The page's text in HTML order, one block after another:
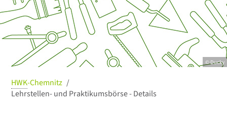
© Ducky
HWK-Chemnitz
Lehrstellen- und Praktikumsbörse - Details